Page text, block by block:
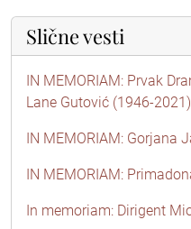
Slične vesti
IN MEMORIAM: Prvak
Lane Gutović (1946-2021)
IN MEMORIAM: Gorjana
IN MEMORIAM:
In memoriam: Dirigent